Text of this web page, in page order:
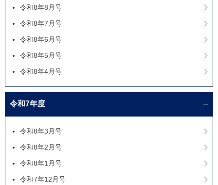
令和8年8月号
令和8年7月号
令和8年6月号
令和8年5月号
令和8年4月号
令和7年度
令和8年3月号
令和8年2月号
令和8年1月号
令和7年12月号